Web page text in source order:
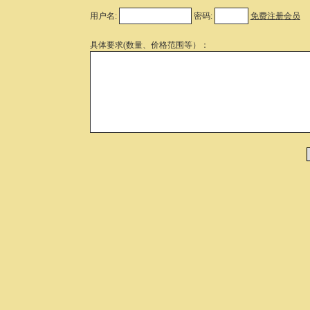
用户名: 密码: 免费注册会员
具体要求(数量、价格范围等）：